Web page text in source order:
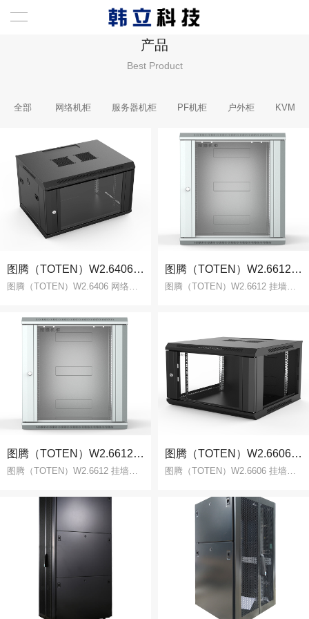
PF机柜
户外柜
KVM
新闻中心
关于我们
产品
Best Product
全部 网络机柜 服务器机柜 PF机柜 户外柜 KVM
图腾（TOTEN）W2.6406 网络机柜6U 挂墙机柜 壁挂式小机柜 机架机柜 落地柜 黑
图腾（TOTEN）W2.6406 网络机柜6U 挂墙机柜 壁挂式小机柜 机架机柜 落地柜 黑
图腾（TOTEN）W2.6612 挂墙柜 19英寸 12U 网络机柜 灰白色
图腾（TOTEN）W2.6612 挂墙柜 19英寸 12U 网络机柜 灰白色
图腾（TOTEN）W2.6612 挂墙柜 19英寸 12U 网络机柜 灰白色
图腾（TOTEN）W2.6612 挂墙柜 19英寸 12U 网络机柜 灰白色
图腾（TOTEN）W2.6606 挂墙柜 网络机柜 小机柜6U 黑色
图腾（TOTEN）W2.6606 挂墙柜 网络机柜 小机柜6U 黑色
0.1254s